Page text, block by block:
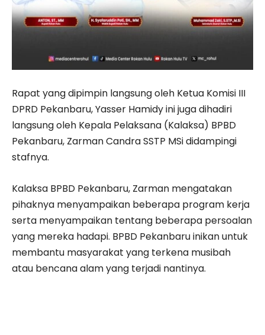
Rapat yang dipimpin langsung oleh Ketua Komisi III
DPRD Pekanbaru, Yasser Hamidy ini juga dihadiri
langsung oleh Kepala Pelaksana (Kalaksa) BPBD
Pekanbaru, Zarman Candra SSTP MSi didampingi
stafnya.
Kalaksa BPBD Pekanbaru, Zarman mengatakan
pihaknya menyampaikan beberapa program kerja
serta menyampaikan tentang beberapa persoalan
yang mereka hadapi. BPBD Pekanbaru inikan untuk
membantu masyarakat yang terkena musibah
atau bencana alam yang terjadi nantinya.